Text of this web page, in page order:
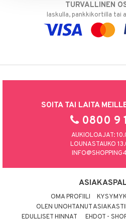
TURVALLINEN
laskulla, pankkikortilla tai
SOITA TAI LAITA
0800 9
AUKIOLOAJAT:
LOUNASTAUKO
OMA PROFIILI
OLEN UNOHTANUT
EDULLISET HINNAT
EHDOT -